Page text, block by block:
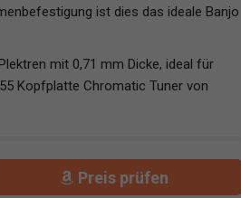
ist dies das ideale Banjo
mit 0,71 mm Dicke, ideal für
Kopfplatte Chromatic Tuner von
Preis prüfen